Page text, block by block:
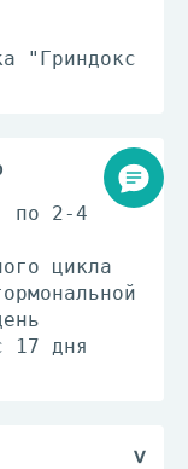
"Гриндокс
по 2-4
цикла
17 дня